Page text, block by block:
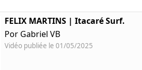
FELIX MARTINS | Itacaré Surf.
Por Gabriel VB
Vidéo publiée le 01/05/2025